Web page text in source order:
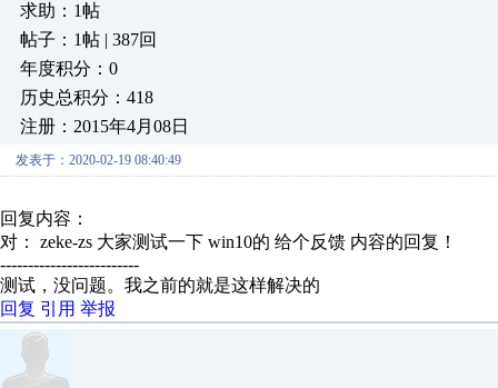
求助：1帖
帖子：1帖 | 387回
年度积分：0
历史总积分：418
注册：2015年4月08日
发表于：2020-02-19 08:40:49
回复内容：
对： zeke-zs 大家测试一下 win10的 给个反馈 内容的回复！
-------------------------
测试，没问题。我之前的就是这样解决的
回复 引用 举报